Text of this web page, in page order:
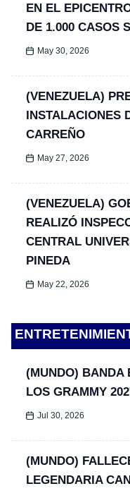
EN EL
DE 1.000 CASOS
May 30, 2026
(VENEZUELA)
INSTALACIONES
CARREÑO
May 27, 2026
(VENEZUELA)
REALIZÓ
CENTRAL
PINEDA
May 22, 2026
(MUNDO) BANDA
LOS GRAMMY
Jul 30, 2026
(MUNDO)
LEGENDARIA